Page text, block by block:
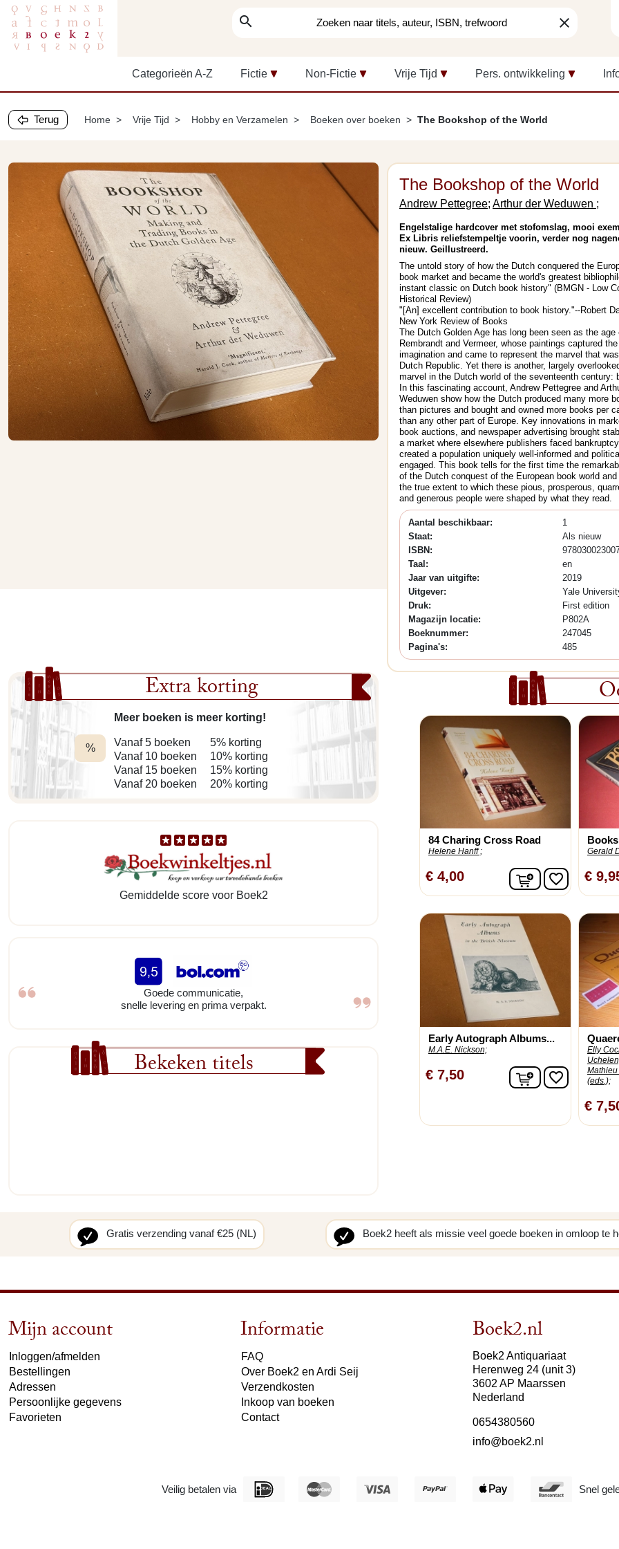
search clear
Categorieën A-Z Fictie Non-Fictie Vrije Tijd Pers. ontwikkeling
Terug Home Vrije Tijd Hobby en Verzamelen Boeken over boeken The Bookshop of the World
The Bookshop of the World
Andrew Pettegree; Arthur der Weduwen ;
Engelstalige hardcover met stofomslag, mooi
Ex Libris reliefstempeltje voorin, verder nog
nieuw. Geillustreerd.
The untold story of how the Dutch conquered the
book market and became the world's greatest
instant classic on Dutch book history" (BMGN - Low
Historical Review)
"[An] excellent contribution to book history."--Robert
New York Review of Books
The Dutch Golden Age has long been seen as the age
Rembrandt and Vermeer, whose paintings captured
imagination and came to represent the marvel that
Dutch Republic. Yet there is another, largely
marvel in the Dutch world of the seventeenth century:
In this fascinating account, Andrew Pettegree and
Weduwen show how the Dutch produced many more
than pictures and bought and owned more books per
than any other part of Europe. Key innovations in
book auctions, and newspaper advertising brought
a market where elsewhere publishers faced
created a population uniquely well-informed and
engaged. This book tells for the first time the
of the Dutch conquest of the European book world and
the true extent to which these pious, prosperous,
and generous people were shaped by what they read.
Aantal beschikbaar:
1
Staat:
Als nieuw
ISBN:
Taal:
en
Jaar van uitgifte:
2019
Uitgever:
Yale
Druk:
First edition
Magazijn locatie:
P802A
Boeknummer:
247045
Pagina's:
485
Extra korting
%
Meer boeken is meer korting!
Vanaf 5 boeken
Vanaf 10 boeken
Vanaf 15 boeken
Vanaf 20 boeken
5% korting
10% korting
15% korting
20% korting
Gemiddelde score voor Boek2
Goede communicatie,
snelle levering en prima verpakt.
Bekeken titels
84 Charing Cross Road
Helene Hanff ;
€ 4,00 In winkelwagen
favorite_border
Books
Gerald
€
Early Autograph Albums...
M.A.E. Nickson;
€ 7,50 In winkelwagen
favorite_border
Elly
(eds.);
€
Gratis verzending vanaf €25 (NL) Boek2 heeft als missie veel goede boeken in omloop te
Mijn account
Inloggen/afmelden
Bestellingen
Adressen
Persoonlijke gegevens
Favorieten
Informatie
FAQ
Over Boek2 en Ardi Seij
Verzendkosten
Inkoop van boeken
Contact
Boek2.nl
Boek2 Antiquariaat
Herenweg 24 (unit 3)
3602 AP Maarssen
Nederland
0654380560
info@boek2.nl
Veilig betalen via Snel